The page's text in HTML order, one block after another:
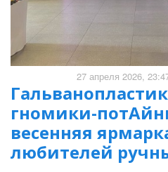
27 апреля 2026,
гномики-
весенняя
любителей